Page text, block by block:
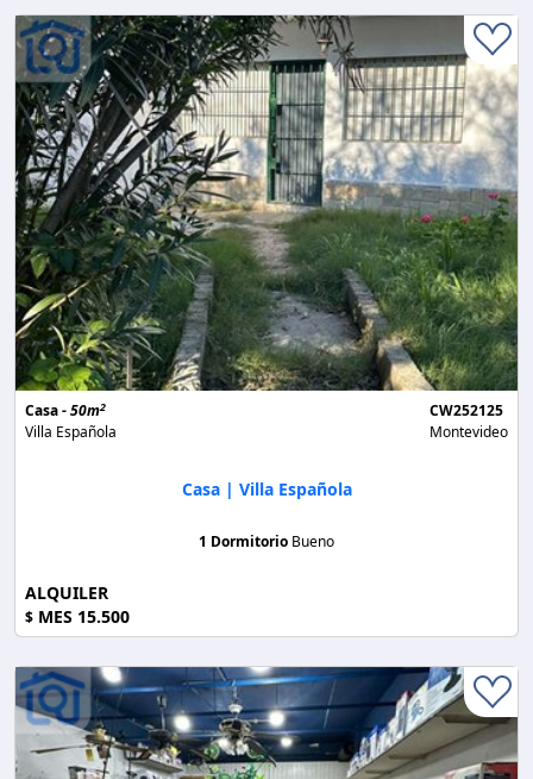
Casa -50m2
Villa Española
CW252125
Montevideo
Casa | Villa Española
1 Dormitorio Bueno
ALQUILER
$ MES 15.500